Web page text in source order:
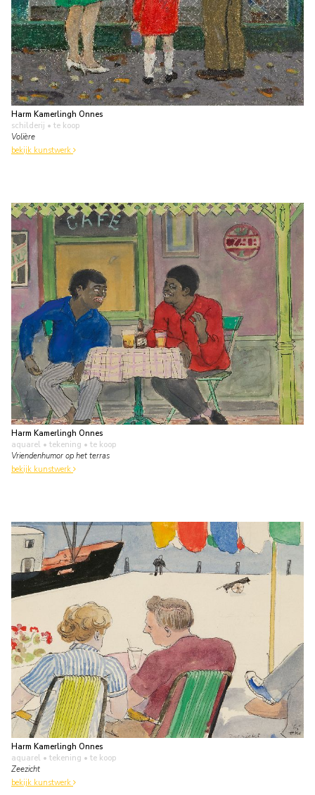
Harm Kamerlingh Onnes
schilderij • te koop
Volière
bekijk kunstwerk
Harm Kamerlingh Onnes
aquarel • tekening • te koop
Vriendenhumor op het terras
bekijk kunstwerk
Harm Kamerlingh Onnes
aquarel • tekening • te koop
Zeezicht
bekijk kunstwerk